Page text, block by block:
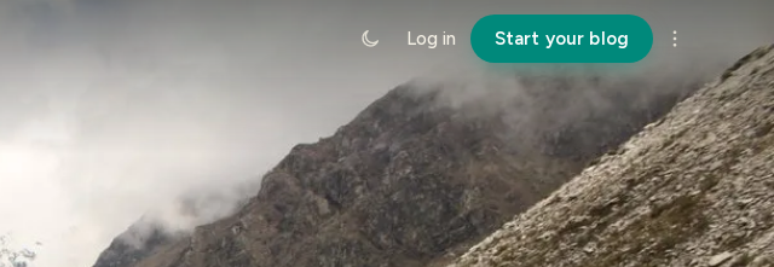
Log in Start your blog